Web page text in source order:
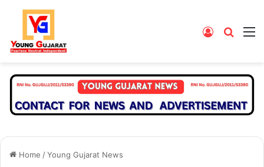
Search
Log
Home /Young Gujarat News